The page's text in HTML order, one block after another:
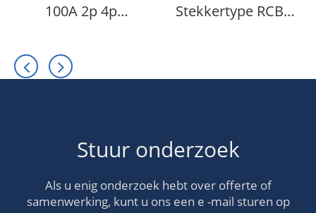
100A 2p 4p
Stekkertype RCBO
Stuur onderzoek
Als u enig onderzoek hebt over offerte of
samenwerking, kunt u ons een e -mail sturen op